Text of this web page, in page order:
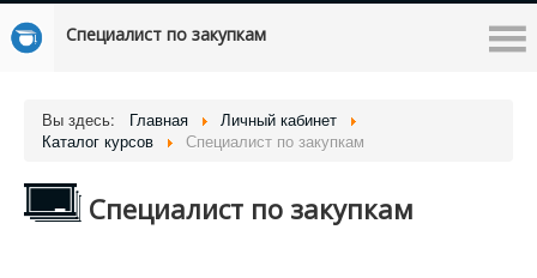
Специалист по закупкам
Вы здесь: Главная
Личный кабинет
Каталог курсов
Специалист по закупкам
Специалист по закупкам